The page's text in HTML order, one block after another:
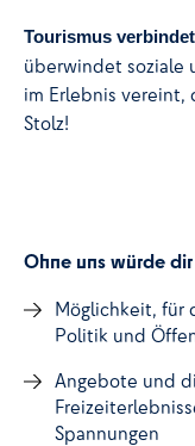
Tourismus
überwindet soziale
im Erlebnis vereint,
Stolz!
Ohne uns würde
Möglichkeit, für
Politik und
Angebote und
Spannungen